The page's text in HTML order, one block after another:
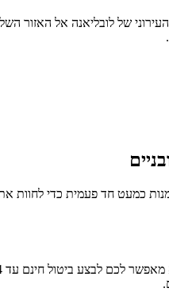
של לובליאנה אל האזור
כמעט חד פעמית כדי